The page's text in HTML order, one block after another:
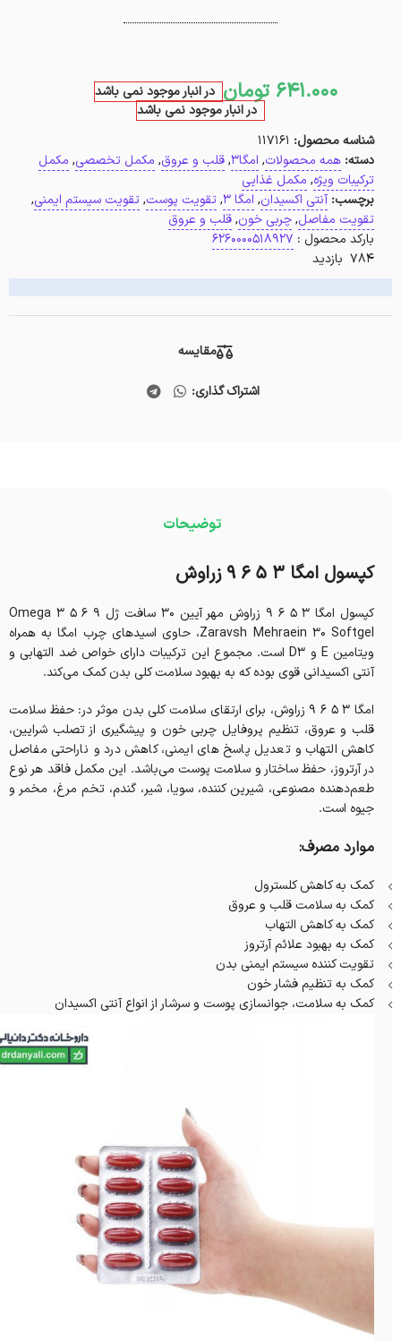
641.000 تومان در انبار موجود نمی باشد
در انبار موجود نمی باشد
شناسه محصول: 117161
دسته: همه محصولات, امگا3 ,قلب و عروق, مکمل تخصصی, مکمل
ترکیبات ویژه, مکمل غذایی
برچسب: آنتی اکسیدان, امگا 3 ,تقویت پوست,تقویت سیستم ایمنی,
تقویت مفاصل,چربی خون,قلب و عروق
بارکد محصول : 6260000518927
784 بازدید
مقایسه
اشتراک گذاری:
توضیحات
کپسول امگا 3 5 6 9 زراوش
کپسول امگا 3 5 6 9 زراوش مهر آیین 30 سافت ژل Omega 3 5 6 9
Zaravsh Mehraein 30 Softgel، حاوی اسیدهای چرب امگا به همراه
ویتامین E و D3 است. مجموع این ترکیبات دارای خواص ضد التهابی و
آنتی اکسیدانی قوی بوده که به بهبود سلامت کلی بدن کمک می‌کند.
امگا 3 5 6 9 زراوش، برای ارتقای سلامت کلی بدن موثر در: حفظ سلامت
قلب و عروق، تنظیم پروفایل چربی خون و پیشگیری از تصلب شرایین،
کاهش التهاب و تعدیل پاسخ های ایمنی، کاهش درد و ناراحتی مفاصل
در آرتروز، حفظ ساختار و سلامت پوست می‌باشد. این مکمل فاقد هر نوع
طعم‌دهنده مصنوعی، شیرین کننده، سویا، شیر، گندم، تخم مرغ، مخمر و
جیوه است.
موارد مصرف:
کمک به کاهش کلسترول
کمک به سلامت قلب و عروق
کمک به کاهش التهاب
کمک به بهبود علائم آرتروز
تقویت کننده سیستم ایمنی بدن
کمک به تنظیم فشار خون
کمک به سلامت، جوانسازی پوست و سرشار از انواع آنتی اکسیدان